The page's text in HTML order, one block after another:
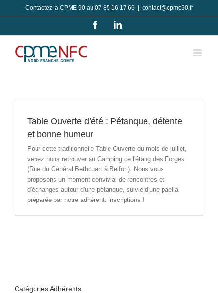
au
Contactez la CPME 90 au 07 85 16 17 66 contact@cpme90.fr
FacebookLinkedIn
Table Ouverte d’été : Pétanque, détente
et bonne humeur
Pour cette traditionnelle Table Ouverte du mois de juillet,
venez nous retrouver au Camping de l'étang des Forges
(Rue du Général Bethouart à Belfort). Nous vous
proposons un moment convivial de rencontres et
d'échanges autour d'une pétanque, suivie d'une paella
préparée par notre adhérent. inscriptions !
Catégories Adhérents